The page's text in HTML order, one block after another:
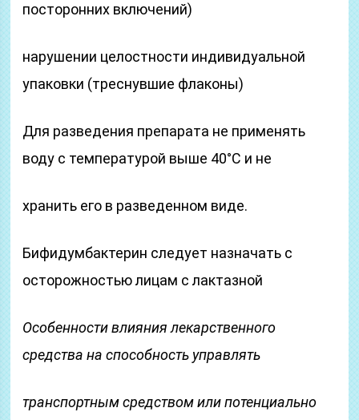
посторонних включений)
нарушении целостности индивидуальной
упаковки (треснувшие флаконы)
Для разведения препарата не применять
воду с температурой выше 40°С и не
хранить его в разведенном виде.
Бифидумбактерин следует назначать с
осторожностью лицам с лактазной
Особенности влияния лекарственного
средства на способность управлять
транспортным средством или потенциально